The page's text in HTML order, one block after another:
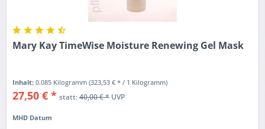
Mary Kay TimeWise Moisture Renewing Gel Mask
Inhalt:0.085 Kilogramm(323,53 € * / 1 Kilogramm)
27,50 € * statt:40,00 € *UVP
MHD Datum